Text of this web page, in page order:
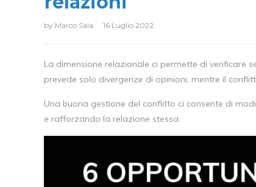
by Marco Sala 16 Luglio 2022
La dimensione relazionale ci permette di verificare
prevede solo divergenze di opinioni, mentre il
Una buona gestione del conflitto ci consente di
e rafforzando la relazione stessa.